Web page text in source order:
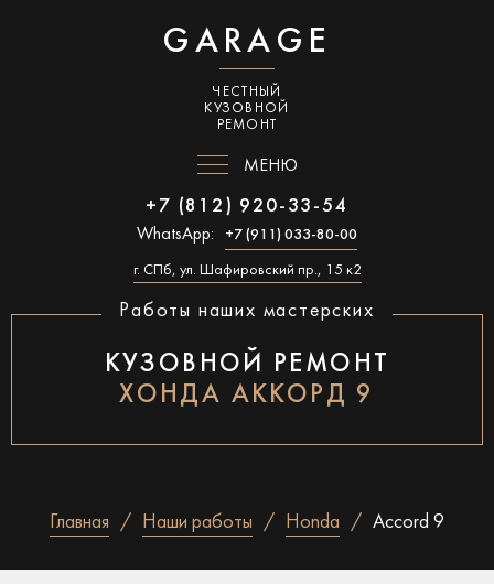
GARAGE
ЧЕСТНЫЙ
КУЗОВНОЙ
РЕМОНТ
МЕНЮ
+7 (812) 920-33-54
WhatsApp: +7 (911) 033-80-00
г. СПб, ул. Шафировский пр., 15 к2
Работы наших мастерских
КУЗОВНОЙ РЕМОНТ
ХОНДА АККОРД 9
Главная Наши работы Honda Accord 9